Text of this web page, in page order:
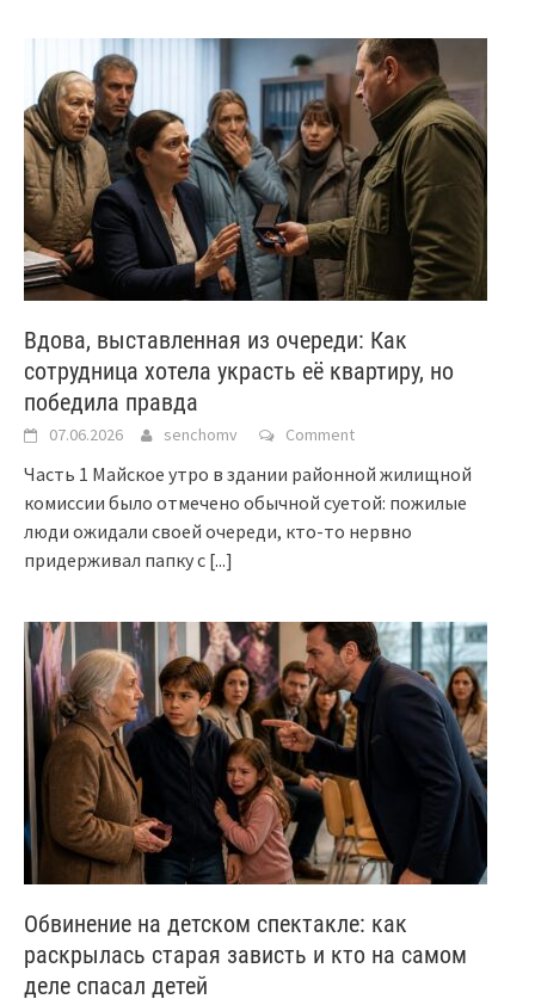
Вдова, выставленная из очереди: Как
сотрудница хотела украсть её квартиру, но
победила правда
07.06.2026 senchomv Comment
Часть 1 Майское утро в здании районной жилищной
комиссии было отмечено обычной суетой: пожилые
люди ожидали своей очереди, кто-то нервно
придерживал папку с [...]
Обвинение на детском спектакле: как
раскрылась старая зависть и кто на самом
деле спасал детей